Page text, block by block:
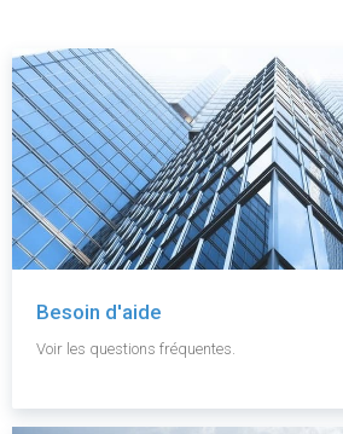
Besoin d'aide
Voir les questions fréquentes.